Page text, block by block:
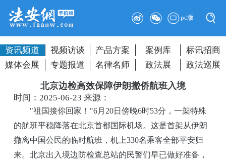
pc版
资讯频道 视频访谈 产品方案 案例库
标讯招商
媒体会展
专题报道 名律名师 政法展 政法巡展
北京边检高效保障伊朗撤侨航班入境
时间：2025-06-23来源：
"祖国接你回家！"6月20日傍晚6时53分，一架特殊
的航班平稳降落在北京首都国际机场。这是首架从伊朗
撤离中国公民的临时航班，机上330名乘客全部平安归
来。北京出入境边防检查总站的民警们早已做好准备，